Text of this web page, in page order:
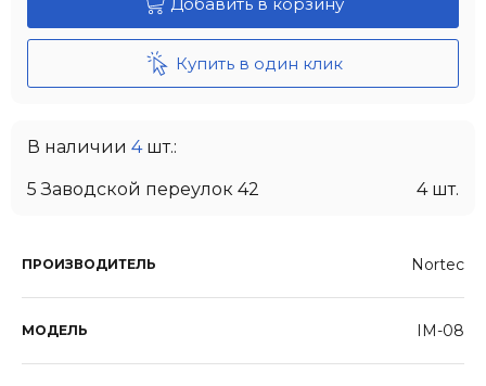
ПРОИЗВОДИТЕЛЬ Nortec
МОДЕЛЬ IM-08
Купить в один клик
В наличии 4шт.:
5 Заводской переулок 42 4 шт.